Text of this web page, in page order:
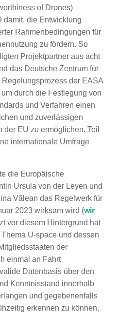
of Drones)
damit, die Entwicklung
Rahmenbedingungen für
zu fördern. So
Projektpartner aus acht
das Deutsche Zentrum für
Regelungsprozess der EASA
durch die Festlegung von
und Verfahren einen
und zuverlässigen
EU zu ermöglichen. Teil
internationale Umfrage
die Europäische
Ursula von der Leyen und
Vălean das Regelwerk für
2023 wirksam wird (wir
vor diesem Hintergrund hat
U-space und dessen
der
einmal an Fahrt
Datenbasis über den
Kenntnisstand innerhalb
und gegebenenfalls
erkennen zu können,